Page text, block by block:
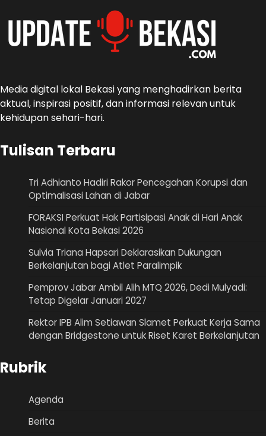
Media digital lokal Bekasi yang menghadirkan berita
aktual, inspirasi positif, dan informasi relevan untuk
kehidupan sehari-hari.
Tulisan Terbaru
Tri Adhianto Hadiri Rakor Pencegahan Korupsi dan
Optimalisasi Lahan di Jabar
FORAKSI Perkuat Hak Partisipasi Anak di Hari Anak
Nasional Kota Bekasi 2026
Sulvia Triana Hapsari Deklarasikan Dukungan
Berkelanjutan bagi Atlet Paralimpik
Pemprov Jabar Ambil Alih MTQ 2026, Dedi Mulyadi:
Tetap Digelar Januari 2027
Rektor IPB Alim Setiawan Slamet Perkuat Kerja Sama
dengan Bridgestone untuk Riset Karet Berkelanjutan
Rubrik
Agenda
Berita